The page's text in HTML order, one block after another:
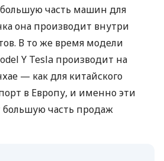
часть машин для
она производит внутри
В то же время модели
Y Tesla производит на
— как для китайского
в Европу, и именно эти
большую часть продаж